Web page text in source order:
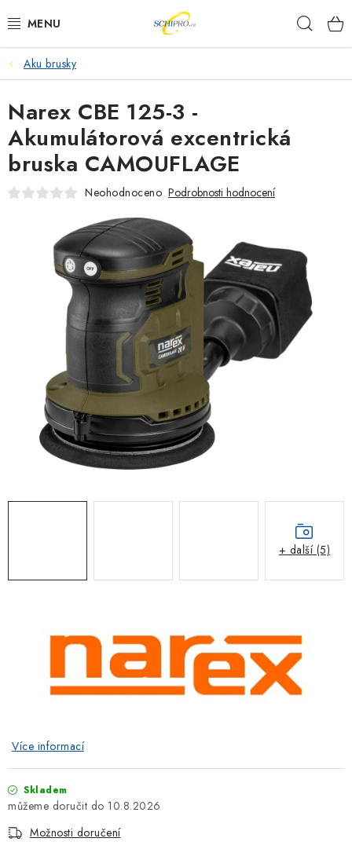
na
AKU NÁŘADÍ
ELEKTRICKÉ NÁŘADÍ
PŘÍSLUŠENSTVÍ
MĚŘÍCÍ TECHNIKA
ZAHRADNÍ TECHNIKA
PRACOVNÍ STOLY
ZNAČKOVACÍ SPREJE
Jak nakupovat
Obchodní podmínky
Podmínky ochrany osobních údajů
Reklamace
Moje objednávka / odstoupení od smlouvy
Online platby Comgate
Aku brusky
Více informací
Skladem
10.8.2026
Možnosti doručení
Narex CBE 125-3 -
Akumulátorová excentrická
bruska CAMOUFLAGE
Neohodnoceno Podrobnosti hodnocení
+ další (5)